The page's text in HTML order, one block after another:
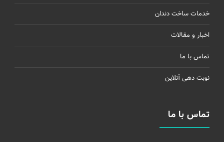
خدمات ساخت دندان
اخبار و مقالات
تماس با ما
نوبت دهی آنلاین
تماس با ما